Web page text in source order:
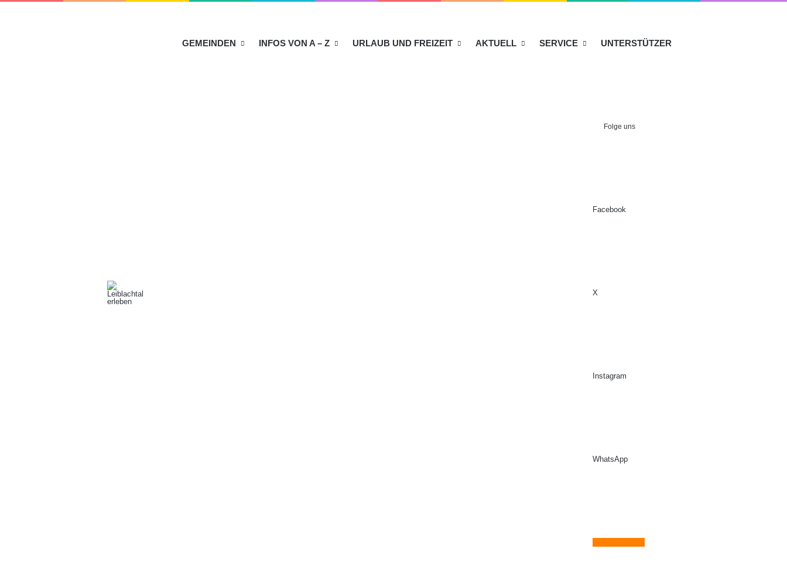
HOMEGEMEINDEN INFOS VON A – Z URLAUB UND FREIZEIT AKTUELL SERVICE UNTERSTÜTZER
Folge uns
Facebook
X
Instagram
WhatsApp